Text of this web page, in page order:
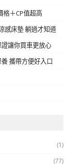
格＋CP值超高
感床墊 躺過才知道
讓你買車更放心
攜帶方便好入口
(1)
(77)